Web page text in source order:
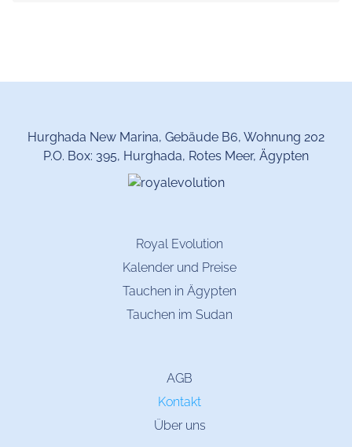
Hurghada New Marina, Gebäude B6, Wohnung 202
P.O. Box: 395, Hurghada, Rotes Meer, Ägypten
Royal Evolution
Kalender und Preise
Tauchen in Ägypten
Tauchen im Sudan
AGB
Kontakt
Über uns